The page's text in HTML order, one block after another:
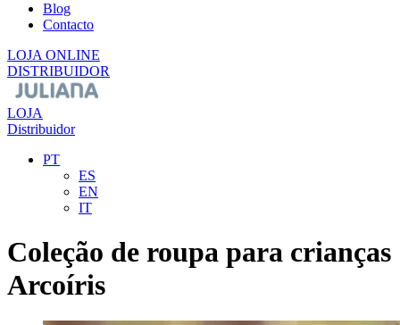
Blog
Contacto
LOJA ONLINE
DISTRIBUIDOR
LOJA
Distribuidor
PT
ES
EN
IT
Coleção de roupa para crianças
Arcoíris